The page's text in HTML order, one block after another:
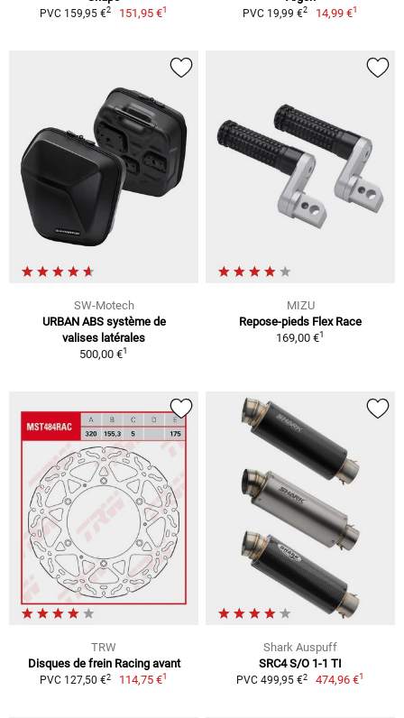
PVC 159,95 €2 151,95 €1 PVC 19,99 €2 14,99 €1
SW-Motech
URBAN ABS système de
valises latérales
500,00 €1
MIZU
Repose-pieds Flex Race
169,00 €1
TRW
Disques de frein Racing avant
PVC 127,50 €2 114,75 €1
Shark Auspuff
SRC4 S/O 1-1 TI
PVC 499,95 €2 474,96 €1